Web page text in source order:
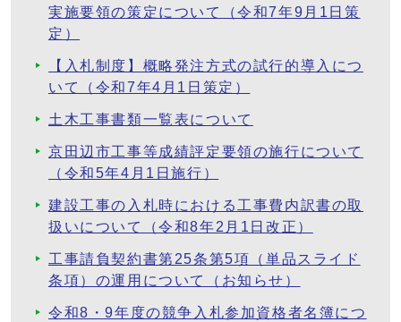
実施要領の策定について（令和7年9月1日策
定）
【入札制度】概略発注方式の試行的導入につ
いて（令和7年4月1日策定）
土木工事書類一覧表について
京田辺市工事等成績評定要領の施行について
（令和5年4月1日施行）
建設工事の入札時における工事費内訳書の取
扱いについて（令和8年2月1日改正）
工事請負契約書第25条第5項（単品スライド
条項）の運用について（お知らせ）
令和8・9年度の競争入札参加資格者名簿につ